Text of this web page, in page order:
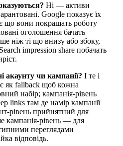
Ні — активи
Google показує їх
що вони покращать роботу
оголошення бачать
ніж ті що внизу або збоку,
impression share побачать
акаунту чи кампанії? І те і
як fallback щоб кожна
набір; кампанія-рівень
links там де намір кампанії
рівень прийнятний для
кампанія-рівень — для
переглядами
відповідь.